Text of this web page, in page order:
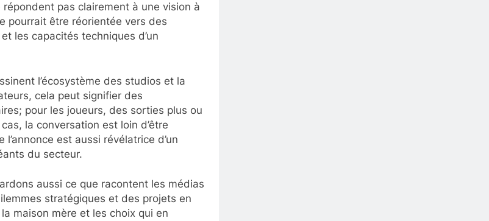
pas clairement à une vision à
pourrait être réorientée vers des
les capacités techniques d’un
l’écosystème des studios et la
cela peut signifier des
pour les joueurs, des sorties plus ou
la conversation est loin d’être
est aussi révélatrice d’un
du secteur.
aussi ce que racontent les médias
stratégiques et des projets en
maison mère et les choix qui en